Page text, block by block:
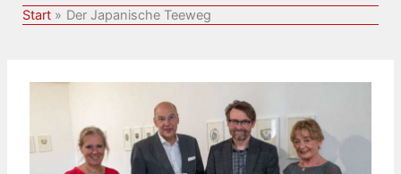
Start Der Japanische Teeweg